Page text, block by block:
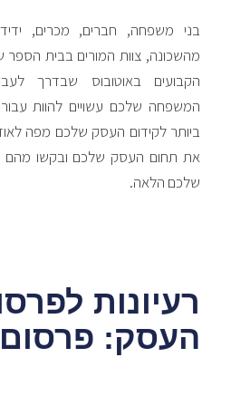
בני משפחה, חברים, מכרים,
מהשכונה, צוות המורים בבית הספר
הקבועים באוטובוס שבדרך
המשפחה שלכם עשויים להוות
ביותר לקידום העסק שלכם מפה
את תחום העסק שלכם ובקשו מהם
שלכם הלאה.
רעיונות
העסק: